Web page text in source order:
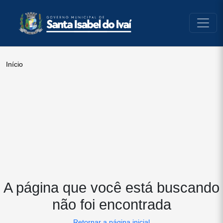
Início
A página que você está buscando
não foi encontrada